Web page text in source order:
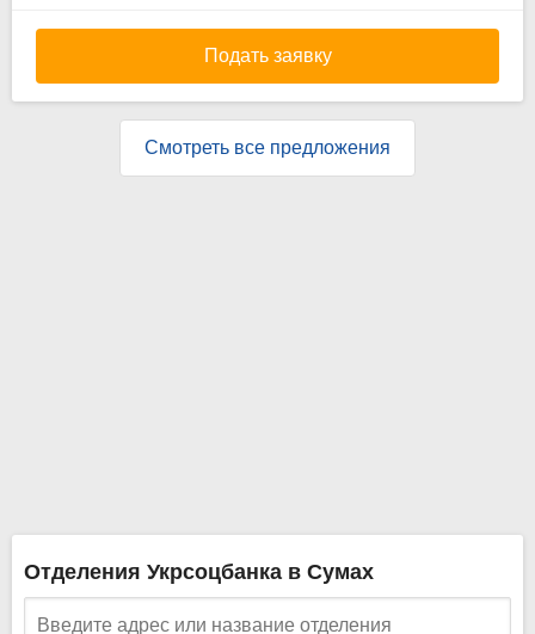
Подать заявку
Смотреть все предложения
Отделения Укрсоцбанка в Сумах